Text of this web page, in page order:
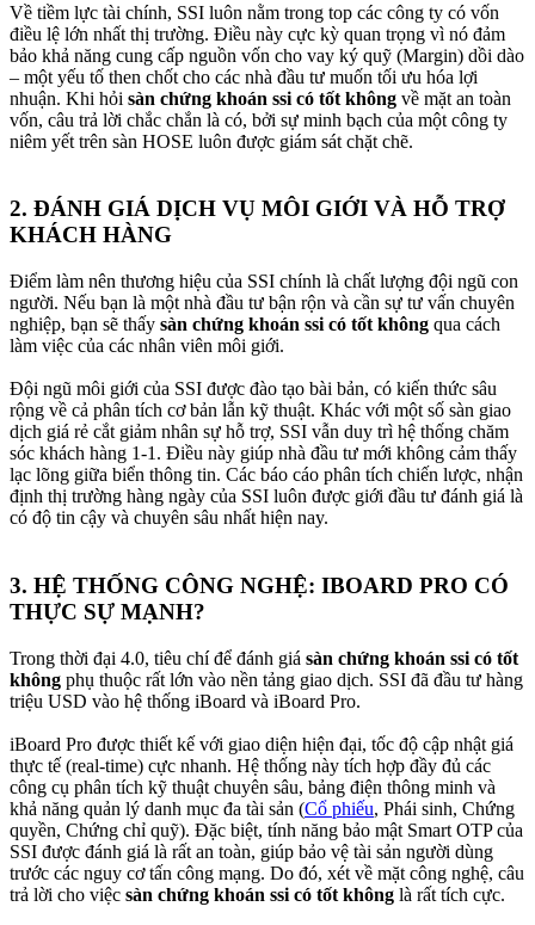
Về tiềm lực tài chính, SSI luôn nằm trong top các công ty có vốn
điều lệ lớn nhất thị trường. Điều này cực kỳ quan trọng vì nó đảm
bảo khả năng cung cấp nguồn vốn cho vay ký quỹ (Margin) dồi dào
– một yếu tố then chốt cho các nhà đầu tư muốn tối ưu hóa lợi
nhuận. Khi hỏi sàn chứng khoán ssi có tốt không về mặt an toàn
vốn, câu trả lời chắc chắn là có, bởi sự minh bạch của một công ty
niêm yết trên sàn HOSE luôn được giám sát chặt chẽ.
2. ĐÁNH GIÁ DỊCH VỤ MÔI GIỚI VÀ HỖ TRỢ
KHÁCH HÀNG​
Điểm làm nên thương hiệu của SSI chính là chất lượng đội ngũ con
người. Nếu bạn là một nhà đầu tư bận rộn và cần sự tư vấn chuyên
nghiệp, bạn sẽ thấy sàn chứng khoán ssi có tốt không qua cách
làm việc của các nhân viên môi giới.
Đội ngũ môi giới của SSI được đào tạo bài bản, có kiến thức sâu
rộng về cả phân tích cơ bản lẫn kỹ thuật. Khác với một số sàn giao
dịch giá rẻ cắt giảm nhân sự hỗ trợ, SSI vẫn duy trì hệ thống chăm
sóc khách hàng 1-1. Điều này giúp nhà đầu tư mới không cảm thấy
lạc lõng giữa biển thông tin. Các báo cáo phân tích chiến lược, nhận
định thị trường hàng ngày của SSI luôn được giới đầu tư đánh giá là
có độ tin cậy và chuyên sâu nhất hiện nay.
3. HỆ THỐNG CÔNG NGHỆ: IBOARD PRO CÓ
THỰC SỰ MẠNH?​
Trong thời đại 4.0, tiêu chí để đánh giá sàn chứng khoán ssi có tốt
không phụ thuộc rất lớn vào nền tảng giao dịch. SSI đã đầu tư hàng
triệu USD vào hệ thống iBoard và iBoard Pro.
iBoard Pro được thiết kế với giao diện hiện đại, tốc độ cập nhật giá
thực tế (real-time) cực nhanh. Hệ thống này tích hợp đầy đủ các
công cụ phân tích kỹ thuật chuyên sâu, bảng điện thông minh và
khả năng quản lý danh mục đa tài sản (Cổ phiếu, Phái sinh, Chứng
quyền, Chứng chỉ quỹ). Đặc biệt, tính năng bảo mật Smart OTP của
SSI được đánh giá là rất an toàn, giúp bảo vệ tài sản người dùng
trước các nguy cơ tấn công mạng. Do đó, xét về mặt công nghệ, câu
trả lời cho việc sàn chứng khoán ssi có tốt không là rất tích cực.